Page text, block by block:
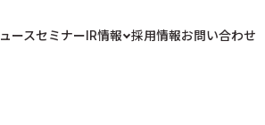
ースセミナーIR情報 採用情報お問い合わせ